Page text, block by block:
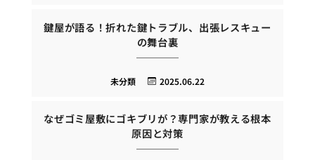
鍵屋が語る！折れた鍵トラブル、出張レスキュー
の舞台裏
2025.06.22
未分類
なぜゴミ屋敷にゴキブリが？専門家が教える根本
原因と対策